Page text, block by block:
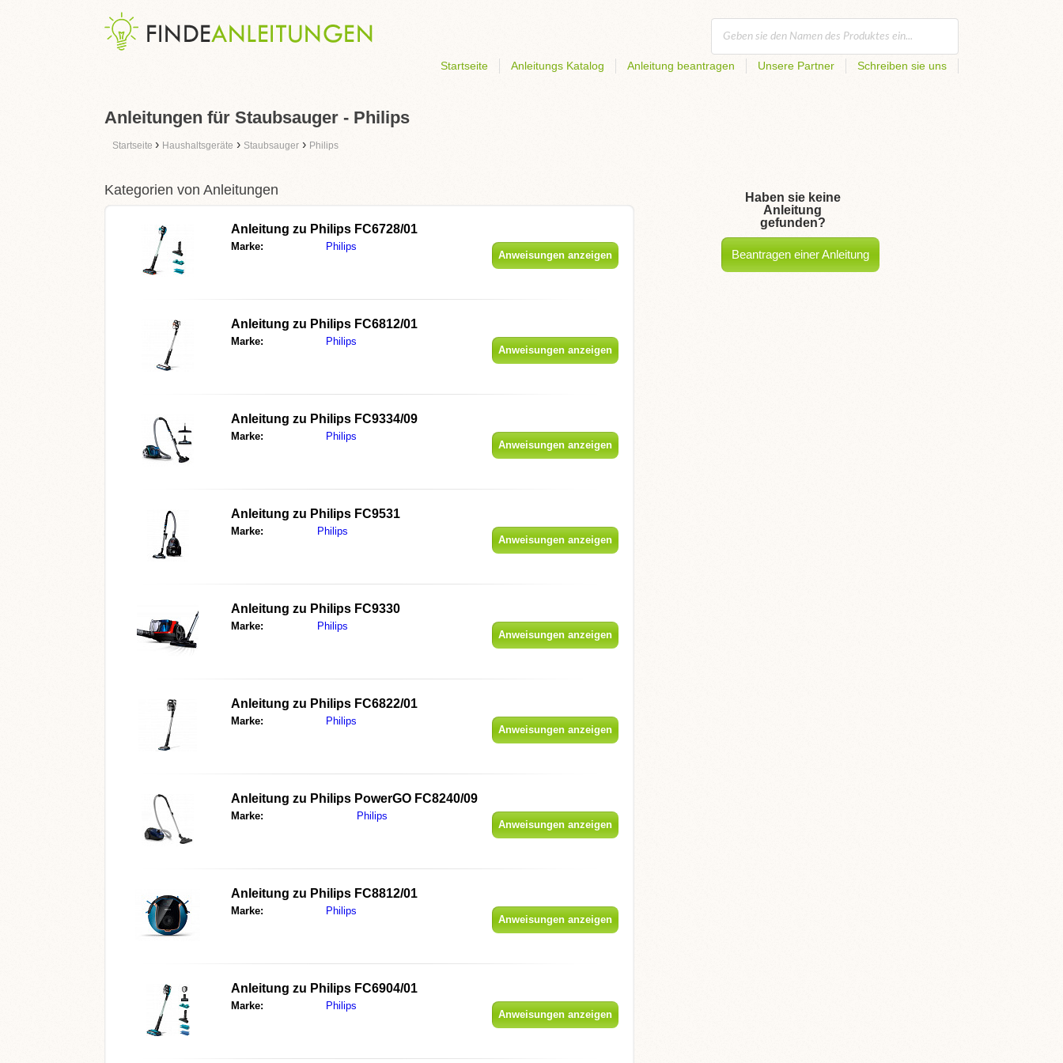
Startseite Anleitungs Katalog Anleitung beantragen Unsere Partner Schreiben sie uns
Anleitungen für Staubsauger - Philips
Startseite › Haushaltsgeräte › Staubsauger › Philips
Kategorien von Anleitungen
Anleitung zu Philips FC6728/01
Marke: Philips
Anweisungen anzeigen
Anleitung zu Philips FC6812/01
Marke: Philips
Anweisungen anzeigen
Anleitung zu Philips FC9334/09
Marke: Philips
Anweisungen anzeigen
Anleitung zu Philips FC9531
Marke: Philips
Anweisungen anzeigen
Anleitung zu Philips FC9330
Marke: Philips
Anweisungen anzeigen
Anleitung zu Philips FC6822/01
Marke: Philips
Anweisungen anzeigen
Anleitung zu Philips PowerGO FC8240/09
Marke: Philips
Anweisungen anzeigen
Anleitung zu Philips FC8812/01
Marke: Philips
Anweisungen anzeigen
Anleitung zu Philips FC6904/01
Marke: Philips
Anweisungen anzeigen
Haben sie keine
Anleitung
gefunden?
Beantragen einer Anleitung